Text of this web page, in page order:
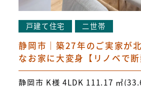
戸建て住宅 二世帯
静岡市｜築27年のご実家が
なお家に大変身【リノベで
アップ】
静岡市 K様 4LDK 111.17 ㎡